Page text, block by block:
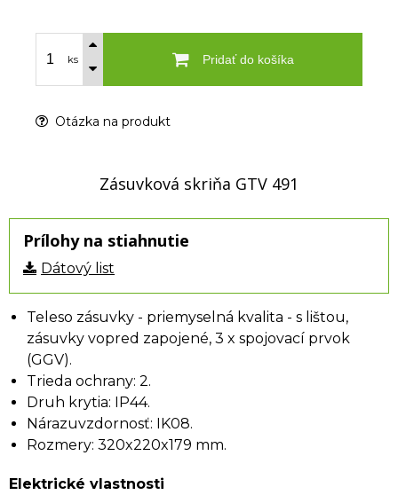
ks Pridať do košíka
Otázka na produkt
Zásuvková skriňa GTV 491
Prílohy na stiahnutie
Dátový list
Teleso zásuvky - priemyselná kvalita - s lištou,
zásuvky vopred zapojené, 3 x spojovací prvok
(GGV).
Trieda ochrany: 2.
Druh krytia: IP44.
Nárazuvzdornosť: IK08.
Rozmery: 320x220x179 mm.
Elektrické vlastnosti